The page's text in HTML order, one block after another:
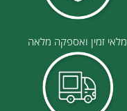
מלאי זמין ואספקה מלאה